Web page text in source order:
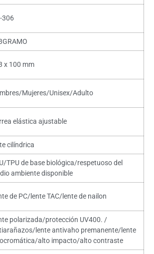
306
x 100 mm
Mujeres/Unisex/Adulto
elástica ajustable
cilíndrica
TPU de base biológica/respetuoso del
ambiente disponible
de PC/lente TAC/lente de nailon
polarizada/protección UV400. /
lente antivaho premanente/lente
alto impacto/alto contraste